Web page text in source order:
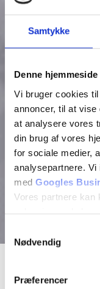
Samtykke
Denne
Vi bruger cookies
annoncer, til at
at analysere vores
din brug af vores
for sociale medier,
analysepartnere.
med Googles
Vores partnere kan
Nødvendig
Præferencer